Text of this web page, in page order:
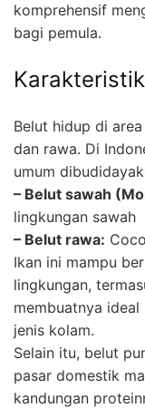
komprehensif
bagi pemula.
Belut hidup di
dan rawa. Di
umum
– Belut sawah
lingkungan sawah
– Belut rawa:
Ikan ini mampu
lingkungan,
membuatnya
jenis kolam.
Selain itu, belut
pasar domestik
kandungan